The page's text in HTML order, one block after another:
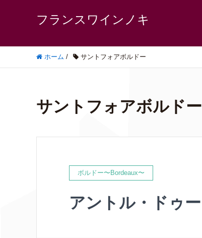
フランスワインノキ
ホーム / サントフォアボルドー
サントフォアボルドー
ボルドー〜Bordeaux〜
アントル・ドゥ